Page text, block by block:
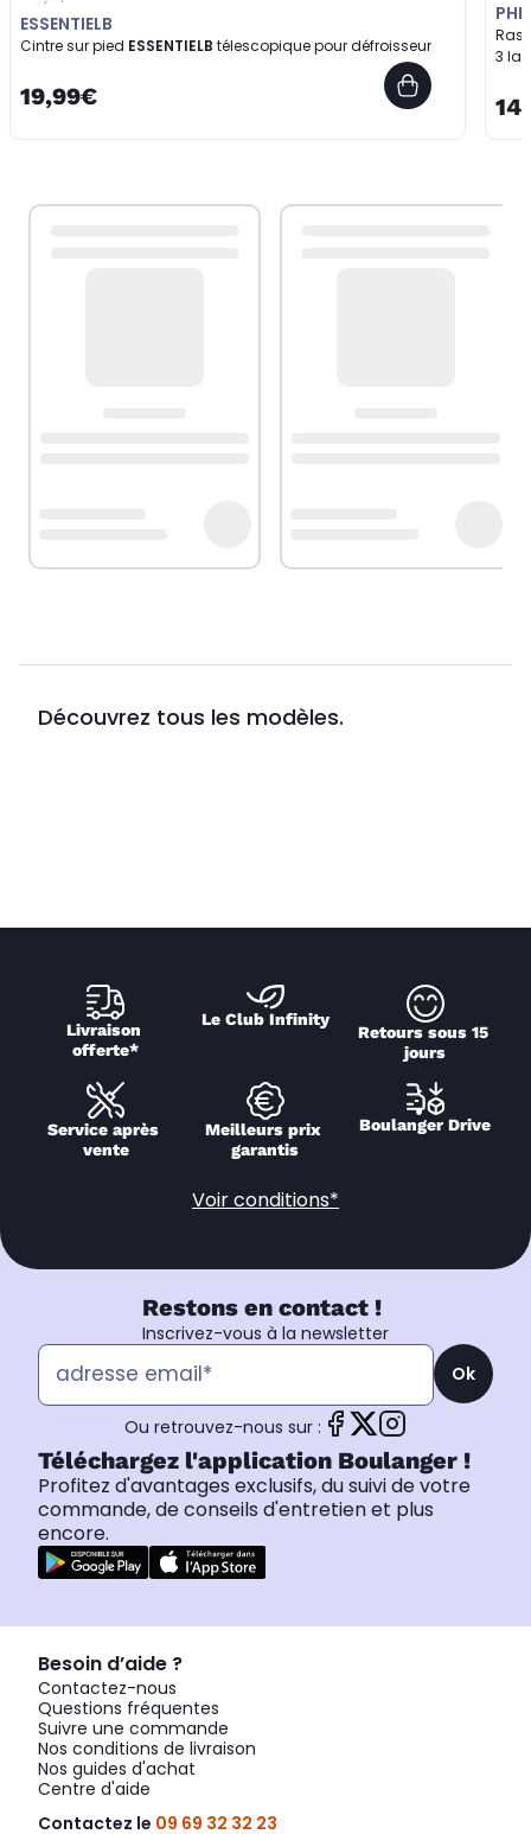
ESSENTIELB
Cintre sur pied ESSENTIELB télescopique pour défroisseur
19,99€
3
Découvrez tous les modèles.
Livraison
offerte*
Le Club Infinity
Retours sous 15
jours
Service après
vente
Meilleurs prix
garantis
Boulanger Drive
Voir conditions*
Restons en contact !
Inscrivez-vous à la newsletter
Ok
Ou retrouvez-nous sur :
Téléchargez l'application Boulanger !
Profitez d'avantages exclusifs, du suivi de votre
commande, de conseils d'entretien et plus
encore.
Besoin d’aide ?
Contactez-nous
Questions fréquentes
Suivre une commande
Nos conditions de livraison
Nos guides d'achat
Centre d'aide
Contactez le 09 69 32 32 23